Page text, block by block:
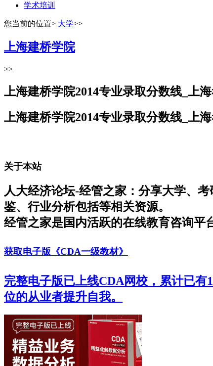
学术培训
您当前的位置> 大学>>
上海建桥学院
>>
上海建桥学院2014专业录取分数线_上
上海建桥学院2014专业录取分数线_上
关于本站
人大经济论坛-经管之家：分享大学、
鉴、行业分析包括等相关资源。
经管之家是国内活跃的在线教育咨询平
获取电子版《CDA一级教材》
完整电子版已上线CDA网校，累计已
位的从业者提升自我。